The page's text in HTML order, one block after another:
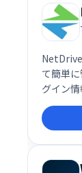
て簡単
グイン
べての
ブのよう
解放さ
きます。